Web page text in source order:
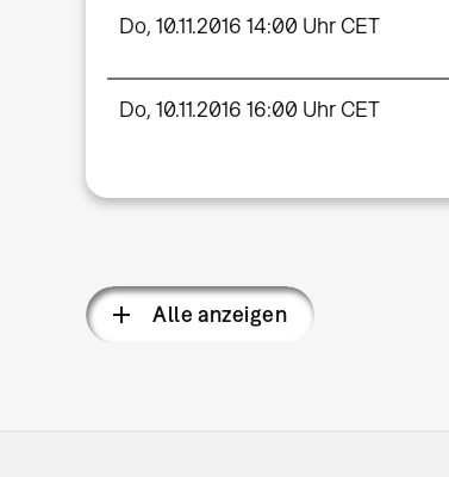
Do, 10.11.2016 14:00 Uhr CET
Do, 10.11.2016 16:00 Uhr CET
Alle anzeigen